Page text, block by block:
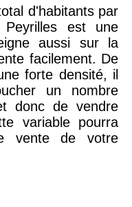
d'habitants par
est une
aussi sur la
facilement. De
forte densité, il
un nombre
donc de vendre
variable pourra
vente de votre